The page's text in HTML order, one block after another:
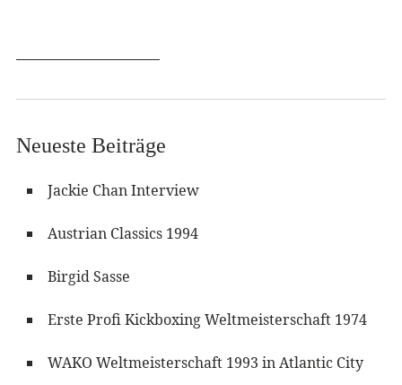
Neueste Beiträge
Jackie Chan Interview
Austrian Classics 1994
Birgid Sasse
Erste Profi Kickboxing Weltmeisterschaft 1974
WAKO Weltmeisterschaft 1993 in Atlantic City